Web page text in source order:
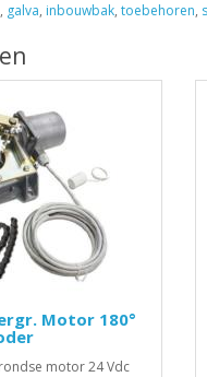
, galva, inbouwbak, toebehoren,
Motor 180°
motor 24 Vdc